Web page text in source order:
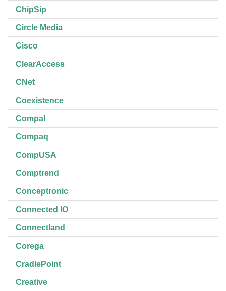
ChipSip
Circle Media
Cisco
ClearAccess
CNet
Coexistence
Compal
Compaq
CompUSA
Comptrend
Conceptronic
Connected IO
Connectland
Corega
CradlePoint
Creative